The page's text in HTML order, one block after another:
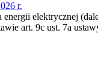
r.
elektrycznej
art. 9c ust. 7a